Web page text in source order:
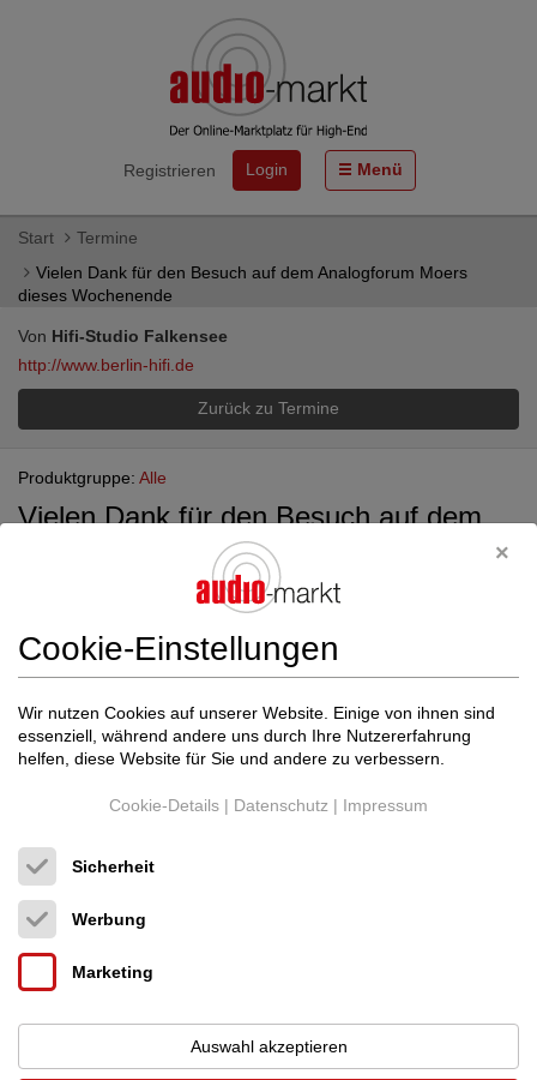
Registrieren Login Menü
Start
Termine
Vielen Dank für den Besuch auf dem Analogforum Moers
dieses Wochenende
Von Hifi-Studio Falkensee
http://www.berlin-hifi.de
Zurück zu Termine
Produktgruppe: Alle
Vielen Dank für den Besuch auf dem
Analogforum Moers dieses
09.04.2024
Cookie-Einstellungen
Wir nutzen Cookies auf unserer Website. Einige von ihnen sind
essenziell, während andere uns durch Ihre Nutzererfahrung
helfen, diese Website für Sie und andere zu verbessern.
Cookie-Details | Datenschutz | Impressum
Sicherheit
Werbung
Marketing
Auswahl akzeptieren